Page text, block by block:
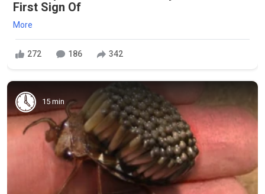
First Sign Of
More
272 186 342
15 min